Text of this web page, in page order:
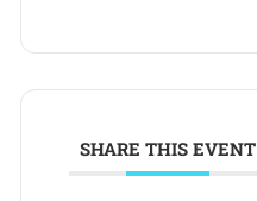
SHARE THIS EVENT